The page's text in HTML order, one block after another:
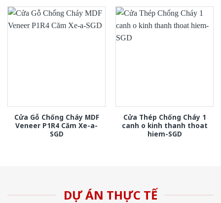
Cửa Gỗ Chống Cháy MDF
Veneer P1R4 Căm Xe-a-
SGD
Cửa Thép Chống Cháy 1
canh o kinh thanh thoat
hiem-SGD
DỰ ÁN THỰC TẾ